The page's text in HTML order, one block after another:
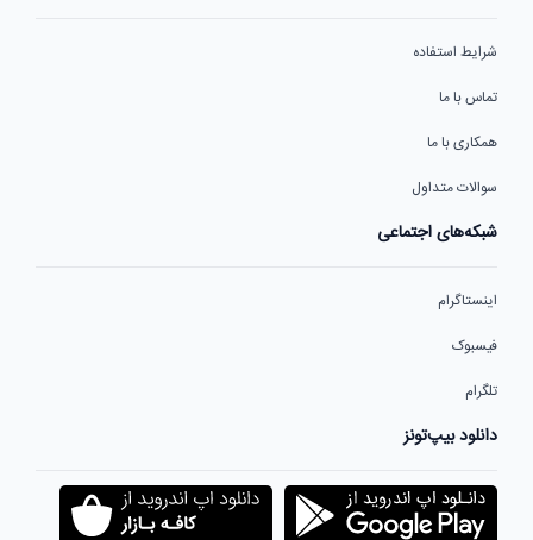
شرایط استفاده
تماس با ما
همکاری با ما
سوالات متداول
شبکه‌های اجتماعی
اینستاگرام
فیسبوک
تلگرام
دانلود بیپ‌تونز